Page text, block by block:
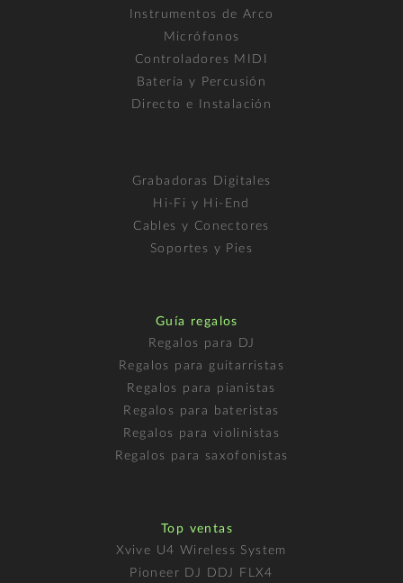
Instrumentos de Arco
Micrófonos
Controladores MIDI
Batería y Percusión
Directo e Instalación
Grabadoras Digitales
Hi-Fi y Hi-End
Cables y Conectores
Soportes y Pies
Guía regalos
Regalos para DJ
Regalos para guitarristas
Regalos para pianistas
Regalos para bateristas
Regalos para violinistas
Regalos para saxofonistas
Top ventas
Xvive U4 Wireless System
Pioneer DJ DDJ FLX4